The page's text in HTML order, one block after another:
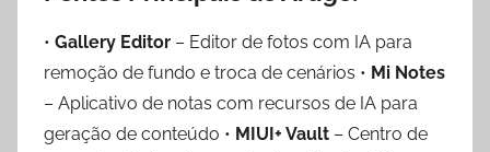
• Gallery Editor – Editor de fotos com IA para
remoção de fundo e troca de cenários • Mi Notes
– Aplicativo de notas com recursos de IA para
geração de conteúdo • MIUI+ Vault – Centro de